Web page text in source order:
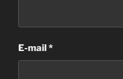
E-mail*